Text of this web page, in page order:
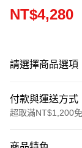
NT$4,280
請選擇商品選項
付款與運送方式
超取滿NT$1,200